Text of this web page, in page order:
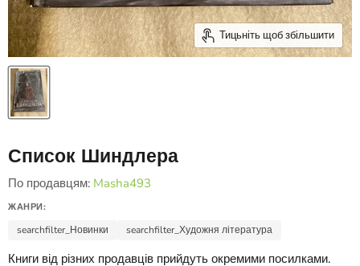
Тицьніть щоб збільшити
Список Шиндлера
По продавцям: Masha493
ЖАНРИ:
searchfilter_Новинки searchfilter_Художня література
Книги від різних продавців прийдуть окремими посилками.